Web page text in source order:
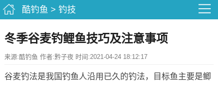
酷钓鱼 > 钓技
冬季谷麦钓鲤鱼技巧及注意事项
来源:酷钓鱼 作者:黔子夜 时间:2021-04-24 18:12:17
谷麦钓法是我国钓鱼人沿用已久的钓法，目标鱼主要是鲫